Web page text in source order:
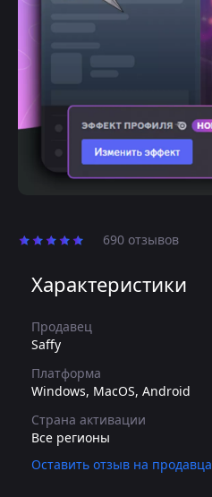
690 отзывов
Характеристики
Продавец
Saffy
Платформа
Windows, MacOS, Android
Страна активации
Все регионы
Оставить отзыв на продавца